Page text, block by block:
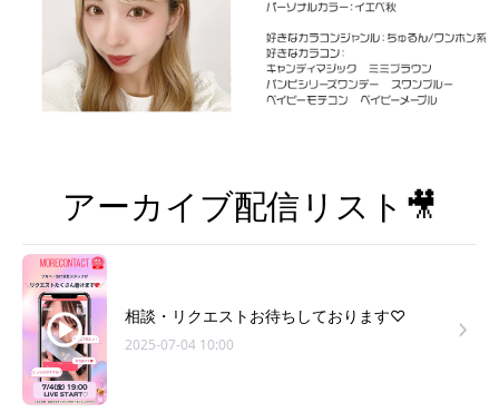
アーカイブ配信リスト🎥
相談・リクエストお待ちしております♡
2025-07-04 10:00